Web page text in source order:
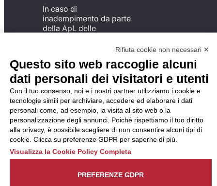
In caso di
inadempimento da parte
della ApL delle
del Codice di Condotta, è
possibile presentare un
reclamo
all’Organismo di
Monitoraggio utilizzando
una delle modalità
descritte al seguente
indirizzo web
https://odm-
agenzielavoro.it/reclami/ .
Rifiuta cookie non necessari ✕
Questo sito web raccoglie alcuni
dati personali dei visitatori e utenti
Con il tuo consenso, noi e i nostri partner utilizziamo i cookie e
tecnologie simili per archiviare, accedere ed elaborare i dati
personali come, ad esempio, la visita al sito web o la
personalizzazione degli annunci. Poiché rispettiamo il tuo diritto
alla privacy, è possibile scegliere di non consentire alcuni tipi di
cookie. Clicca su preferenze GDPR per saperne di più.
Visualizza la Cookie Policy Completa
PREFERENZE GDPR